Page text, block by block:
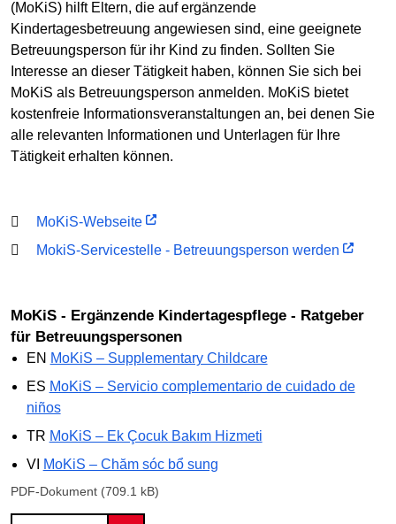
(MoKiS) hilft Eltern, die auf ergänzende
Kindertagesbetreuung angewiesen sind, eine geeignete
Betreuungsperson für ihr Kind zu finden. Sollten Sie
Interesse an dieser Tätigkeit haben, können Sie sich bei
MoKiS als Betreuungsperson anmelden. MoKiS bietet
kostenfreie Informationsveranstaltungen an, bei denen Sie
alle relevanten Informationen und Unterlagen für Ihre
Tätigkeit erhalten können.
MoKiS-Webseite
MokiS-Servicestelle - Betreuungsperson werden
MoKiS - Ergänzende Kindertagespflege - Ratgeber
für Betreuungspersonen
EN MoKiS – Supplementary Childcare
ES MoKiS – Servicio complementario de cuidado de
niños
TR MoKiS – Ek Çocuk Bakım Hizmeti
VI MoKiS – Chăm sóc bổ sung
PDF-Dokument (709.1 kB)